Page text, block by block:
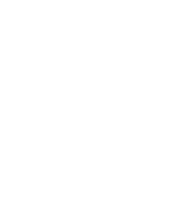
unter dem Schutzglas.